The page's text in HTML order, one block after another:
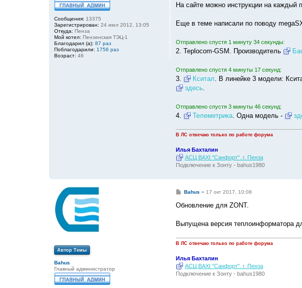
Сообщения: 13375
Зарегистрирован: 24 июл 2012, 13:05
Откуда: Пенза
Мой котел: Пензенская ТЭЦ-1
Благодарил (а): 87 раз
Поблагодарили: 1756 раз
Возраст: 46
На сайте можно инструкции на каждый
Еще в теме написали по поводу
Отправлено спустя 1 минуту 34 секунды:
2. Teplocom-GSM. Производитель
Отправлено спустя 4 минуты 17 секунд:
3. Кситал . В линейке 3 модели:
здесь.
Отправлено спустя 3 минуты 46 секунд:
4. Телеметрика. Одна модель -
В ЛС отвечаю только по работе форума
Илья Бахталин
АСЦ BAXI "Санфорт". г. Пенза
Подключение к Зонту - bahus1980
Автор Темы
Bahus
Главный администратор
С
о
е
е
Bahus » 17 окт 2017, 10:08
Обновление для ZONT.
Выпущена версия теплоинформатора
В ЛС отвечаю только по работе форума
Илья Бахталин
АСЦ BAXI "Санфорт". г. Пенза
Подключение к Зонту - bahus1980